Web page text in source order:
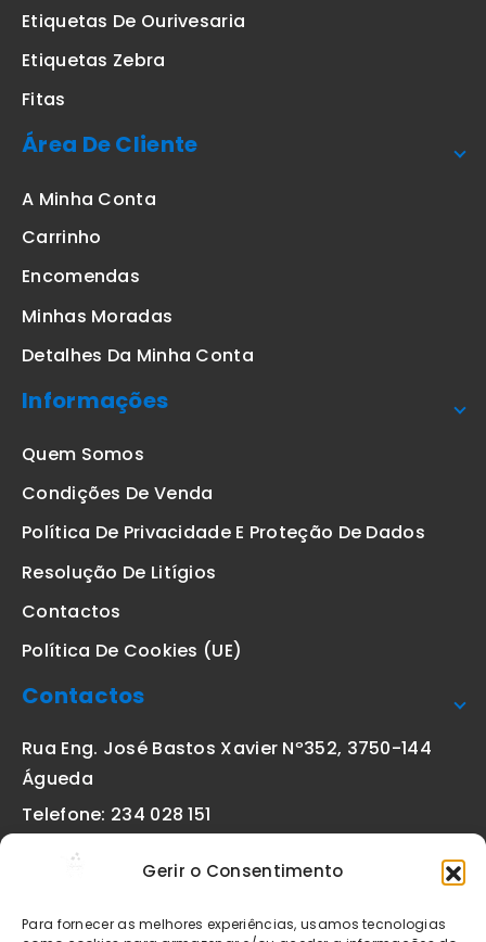
Gerir o Consentimento
Para fornecer as melhores experiências, usamos tecnologias
Etiquetas De Ourivesaria
Etiquetas Zebra
Fitas
Área De Cliente
A Minha Conta
Carrinho
Encomendas
Minhas Moradas
Detalhes Da Minha Conta
Informações
Quem Somos
Condições De Venda
Política De Privacidade E Proteção De Dados
Resolução De Litígios
Contactos
Política De Cookies (UE)
Contactos
Rua Eng. José Bastos Xavier Nº352, 3750-144
Águeda
Telefone: 234 028 151
geral@etiquetas-online.pt